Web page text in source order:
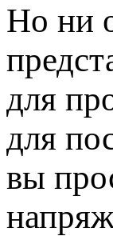
Но ни
для
для
вы